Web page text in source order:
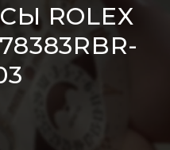
ROLEX